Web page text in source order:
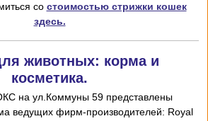
со стоимостью стрижки кошек
здесь.
животных: корма и
косметика.
на ул.Коммуны 59 представлены
ведущих фирм-производителей: Royal